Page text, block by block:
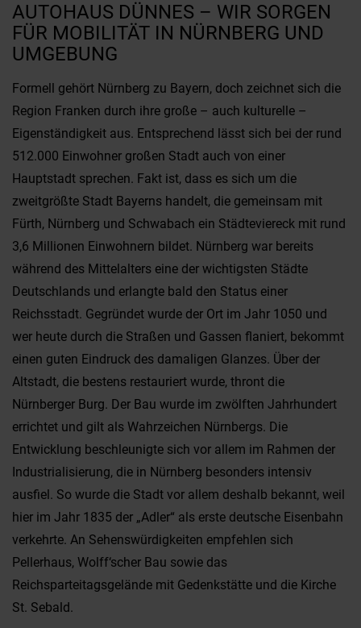
AUTOHAUS DÜNNES – WIR SORGEN
FÜR MOBILITÄT IN NÜRNBERG UND
UMGEBUNG
Formell gehört Nürnberg zu Bayern, doch zeichnet sich die
Region Franken durch ihre große – auch kulturelle –
Eigenständigkeit aus. Entsprechend lässt sich bei der rund
512.000 Einwohner großen Stadt auch von einer
Hauptstadt sprechen. Fakt ist, dass es sich um die
zweitgrößte Stadt Bayerns handelt, die gemeinsam mit
Fürth, Nürnberg und Schwabach ein Städteviereck mit rund
3,6 Millionen Einwohnern bildet. Nürnberg war bereits
während des Mittelalters eine der wichtigsten Städte
Deutschlands und erlangte bald den Status einer
Reichsstadt. Gegründet wurde der Ort im Jahr 1050 und
wer heute durch die Straßen und Gassen flaniert, bekommt
einen guten Eindruck des damaligen Glanzes. Über der
Altstadt, die bestens restauriert wurde, thront die
Nürnberger Burg. Der Bau wurde im zwölften Jahrhundert
errichtet und gilt als Wahrzeichen Nürnbergs. Die
Entwicklung beschleunigte sich vor allem im Rahmen der
Industrialisierung, die in Nürnberg besonders intensiv
ausfiel. So wurde die Stadt vor allem deshalb bekannt, weil
hier im Jahr 1835 der „Adler“ als erste deutsche Eisenbahn
verkehrte. An Sehenswürdigkeiten empfehlen sich
Pellerhaus, Wolff‘scher Bau sowie das
Reichsparteitagsgelände mit Gedenkstätte und die Kirche
St. Sebald.